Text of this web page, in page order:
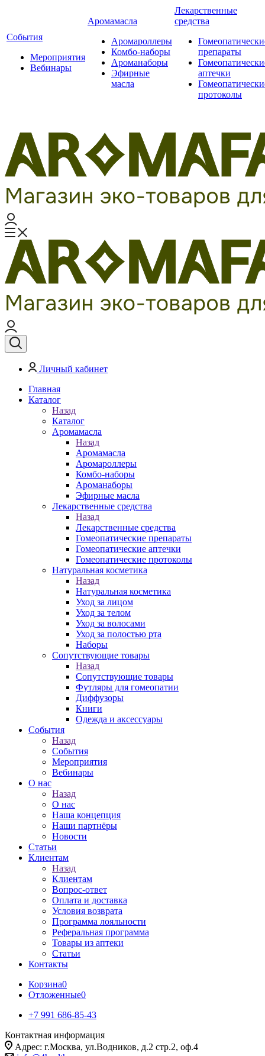
События
Мероприятия
Вебинары
Аромамасла
Аромароллеры
Комбо-наборы
Ароманаборы
Эфирные
масла
Лекарственные
средства
препараты
аптечки
протоколы
Личный кабинет
Главная
Каталог
Назад
Каталог
Аромамасла
Назад
Аромамасла
Аромароллеры
Комбо-наборы
Ароманаборы
Эфирные масла
Лекарственные средства
Назад
Лекарственные средства
Гомеопатические препараты
Гомеопатические аптечки
Гомеопатические протоколы
Натуральная косметика
Назад
Натуральная косметика
Уход за лицом
Уход за телом
Уход за волосами
Уход за полостью рта
Наборы
Сопутствующие товары
Назад
Сопутствующие товары
Футляры для гомеопатии
Диффузоры
Книги
Одежда и аксессуары
События
Назад
События
Мероприятия
Вебинары
О нас
Назад
О нас
Наша концепция
Наши партнёры
Новости
Статьи
Клиентам
Назад
Клиентам
Вопрос-ответ
Оплата и доставка
Условия возврата
Программа лояльности
Реферальная программа
Товары из аптеки
Статьи
Контакты
Корзина0
Отложенные0
+7 991 686-85-43
Контактная информация
Адрес: г.Москва, ул.Водников, д.2 стр.2, оф.4